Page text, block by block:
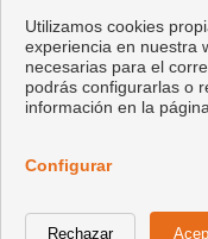
De Lunes a
Utilizamos cookies
experiencia en nuestra
necesarias para el
podrás configurarlas o
información en la
Configurar